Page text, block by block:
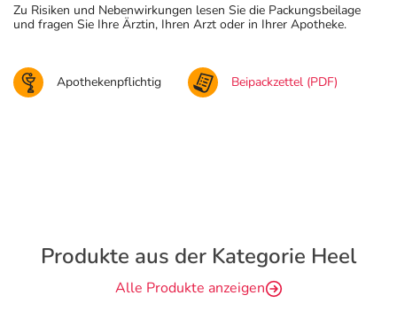
Zu Risiken und Nebenwirkungen lesen Sie die Packungsbeilage
und fragen Sie Ihre Ärztin, Ihren Arzt oder in Ihrer Apotheke.
Apothekenpflichtig Beipackzettel (PDF)
Produkte aus der Kategorie Heel
Alle Produkte anzeigen